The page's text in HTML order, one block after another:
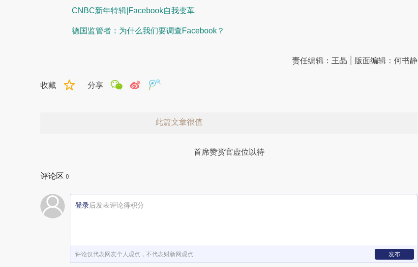
CNBC新年特辑|Facebook自我变革
德国监管者：为什么我们要调查Facebook？
责任编辑：王晶 | 版面编辑：何书静
收藏 分享
此篇文章很值
首席赞赏官虚位以待
评论区 0
登录后发表评论得积分
评论仅代表网友个人观点，不代表财新网观点 发布